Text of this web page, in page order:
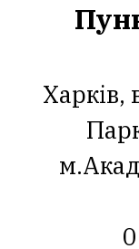
Харків,